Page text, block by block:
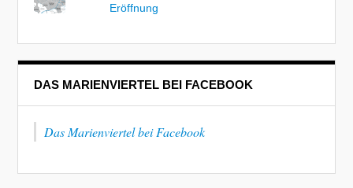
Eröffnung
DAS MARIENVIERTEL BEI FACEBOOK
Das Marienviertel bei Facebook